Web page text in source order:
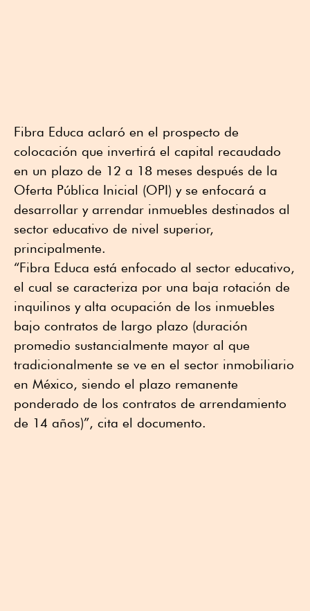
Fibra Educa aclaró en el prospecto de
colocación que invertirá el capital recaudado
en un plazo de 12 a 18 meses después de la
Oferta Pública Inicial (OPI) y se enfocará a
desarrollar y arrendar inmuebles destinados al
sector educativo de nivel superior,
principalmente.
“Fibra Educa está enfocado al sector educativo,
el cual se caracteriza por una baja rotación de
inquilinos y alta ocupación de los inmuebles
bajo contratos de largo plazo (duración
promedio sustancialmente mayor al que
tradicionalmente se ve en el sector inmobiliario
en México, siendo el plazo remanente
ponderado de los contratos de arrendamiento
de 14 años)”, cita el documento.